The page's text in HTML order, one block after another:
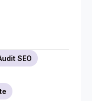
SEO